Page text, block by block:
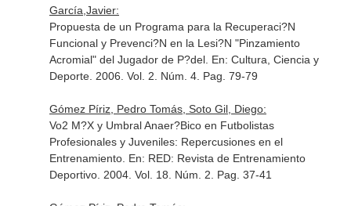
García,Javier:
Propuesta de un Programa para la Recuperaci?N
Funcional y Prevenci?N en la Lesi?N "Pinzamiento
Acromial" del Jugador de P?del. En: Cultura, Ciencia y
Deporte. 2006. Vol. 2. Núm. 4. Pag. 79-79
Gómez Píriz, Pedro Tomás, Soto Gil, Diego:
Vo2 M?X y Umbral Anaer?Bico en Futbolistas
Profesionales y Juveniles: Repercusiones en el
Entrenamiento. En: RED: Revista de Entrenamiento
Deportivo. 2004. Vol. 18. Núm. 2. Pag. 37-41